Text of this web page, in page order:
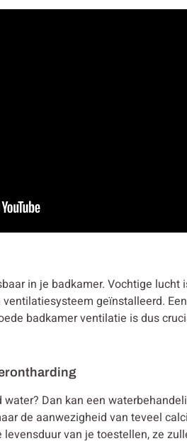
in je badkamer. Vochtige
geïnstalleerd.
badkamer ventilatie is dus
Dan kan een
de aanwezigheid van teveel
van je toestellen, ze